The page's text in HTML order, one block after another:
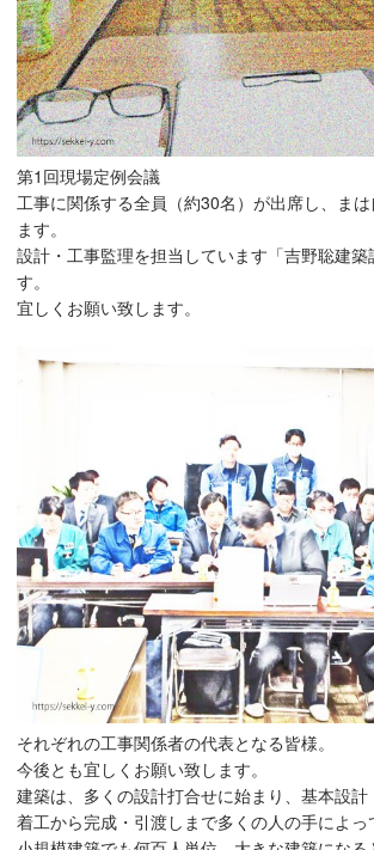
第1回現場定例会議
工事に関係する全員（約30名）が出席し、ま
ます。
設計・工事監理を担当しています「吉野聡建
す。
宜しくお願い致します。
それぞれの工事関係者の代表となる皆様。
今後とも宜しくお願い致します。
建築は、多くの設計打合せに始まり、基本設計
着工から完成・引渡しまで多くの人の手によっ